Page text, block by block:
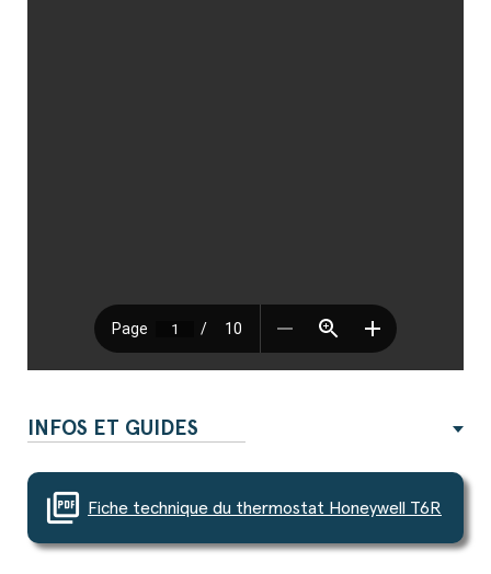
INFOS ET GUIDES
picture_as_pdf Fiche technique du thermostat Honeywell T6R